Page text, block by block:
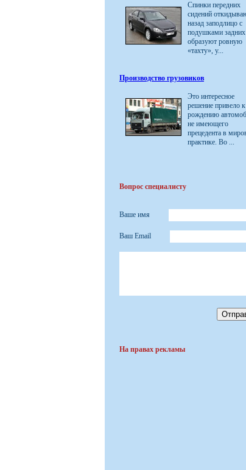
Спинки передних
сидений
назад заподлицо с
подушками
образуют ровную
«тахту», у...
Производство грузовиков
Это интересное
решение привело к
рождению
не имеющего
прецедента в
практике. Во ...
Вопрос специалисту
Ваше имя
Ваш Email
На правах рекламы